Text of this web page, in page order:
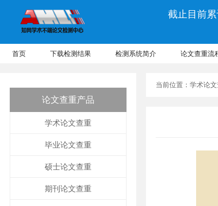
截止目前
首页 下载检测结果 检测系统简介 论文查重流
论文查重产品
学术论文查重
毕业论文查重
硕士论文查重
期刊论文查重
当前位置： 学术论